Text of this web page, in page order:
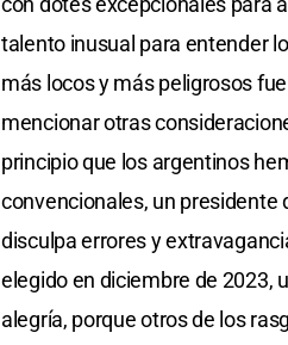
talento inusual para entender
más locos y más peligrosos
mencionar otras
principio que los argentinos
convencionales, un presidente
disculpa errores y
elegido en diciembre de 2023,
alegría, porque otros de los